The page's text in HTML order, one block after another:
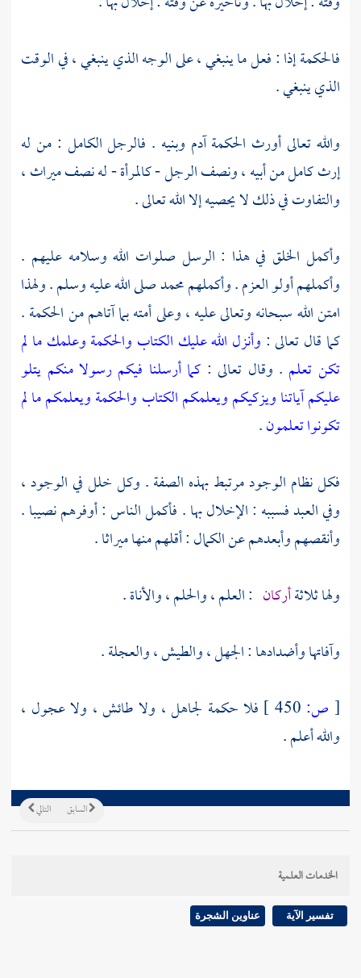
فالحكمة إذا : فعل ما ينبغي ، على الوجه الذي ينبغي ، في الوقت
الذي ينبغي .
والله تعالى أورث الحكمةآدم وبنيه . فالرجل الكامل : من له
إرث كامل من أبيه ، ونصف الرجل - كالمرأة - له نصف ميراث ،
والتفاوت في ذلك لا يحصيه إلا الله تعالى .
وأكمل الخلق في هذا : الرسل صلوات الله وسلامه عليهم .
وأكملهم أولو العزم . وأكملهممحمدصلى الله عليه وسلم . ولهذا
امتن الله سبحانه وتعالى عليه ، وعلى أمته بما آتاهم من الحكمة .
كما قال تعالى : وأنزل الله عليك الكتاب والحكمة وعلمك ما لم
تكن تعلم . وقال تعالى : كما أرسلنا فيكم رسولا منكم يتلو
عليكم آياتنا ويزكيكم ويعلمكم الكتاب والحكمة ويعلمكم ما لم
تكونوا تعلمون.
فكل نظام الوجود مرتبط بهذه الصفة . وكل خلل في الوجود ،
وفي العبد فسببه : الإخلال بها . فأكمل الناس : أوفرهم نصيبا .
وأنقصهم وأبعدهم عن الكمال : أقلهم منها ميراثا .
ولها ثلاثةأركان : العلم ، والحلم ، والأناة .
وآفاتها وأضدادها : الجهل ، والطيش ، والعجلة .
[ ص:
فلا حكمة لجاهل ، ولا طائش ، ولا عجول ،
والله أعلم .
التالي السابق
الخدمات العلمية
تفسير الآية عناوين الشجرة